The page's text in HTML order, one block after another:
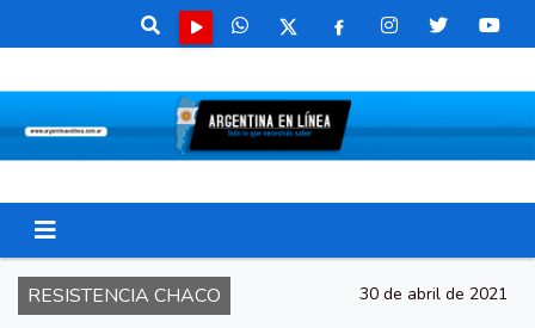
RESISTENCIA CHACO 30 de abril de 2021